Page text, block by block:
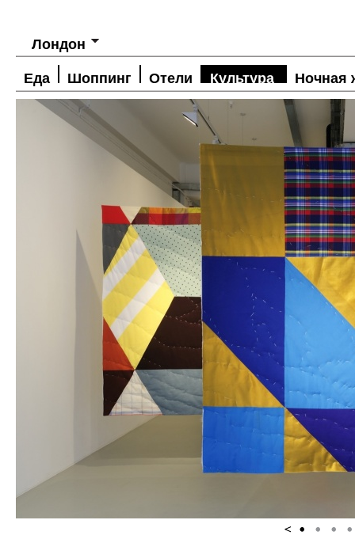
Лондон
Еда Шоппинг Отели Культура Ночная